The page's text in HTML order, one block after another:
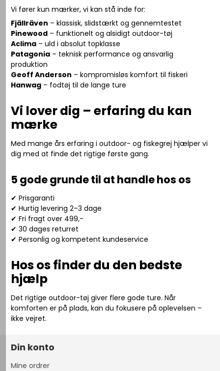
Vi fører kun mærker, vi kan stå inde for:
Fjällräven – klassisk, slidstærkt og gennemtestet
Pinewood – funktionelt og alsidigt outdoor-tøj
Aclima – uld i absolut topklasse
Patagonia – teknisk performance og ansvarlig
produktion
Geoff Anderson – kompromisløs komfort til fiskeri
Hanwag – fodtøj til de lange ture
Vi lover dig – erfaring du kan
mærke
Med mange års erfaring i outdoor- og fiskegrej hjælper vi
dig med at finde det rigtige første gang.
5 gode grunde til at handle hos os
✔ Prisgaranti
✔ Hurtig levering 2–3 dage
✔ Fri fragt over 499,-
✔ 30 dages returret
✔ Personlig og kompetent kundeservice
Hos os finder du den bedste
hjælp
Det rigtige outdoor-tøj giver flere gode ture. Når
komforten er på plads, kan du fokusere på oplevelsen –
ikke vejret.
Din konto
Mine ordrer